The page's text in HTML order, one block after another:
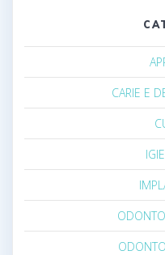
CARIE E